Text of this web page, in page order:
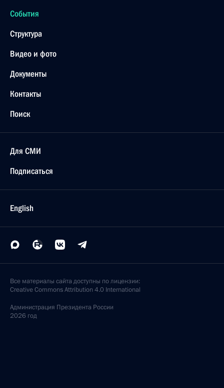
События
Структура
Видео и фото
Документы
Контакты
Поиск
Для СМИ
Подписаться
English
Все материалы сайта доступны по лицензии:
Creative Commons Attribution 4.0 International
Администрация Президента России
2026 год